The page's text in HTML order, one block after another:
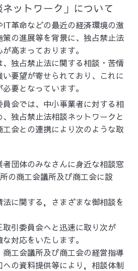
ネットワーク」について
革命などの最近の経済環境の激
の進展等を背景に、独占禁止法
高まっております。
独占禁止法に関する相談・苦情
要望が寄せられており、これに
要となっています。
員会では、中小事業者に対する相
独占禁止法相談ネットワークと
工会との連携により次のような取
者団体のみなさんに身近な相談窓
の商工会議所及び商工会に設
法に関する，さまざまな御相談を
取引委員会へと迅速に取り次が
対応をいたします。
商工会議所及び商工会の経営指導
の資料提供等により，相談体制